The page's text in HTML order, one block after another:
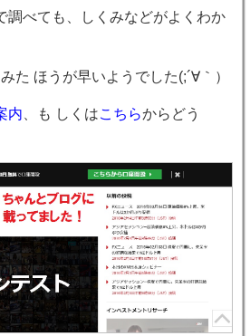
調べても、しくみなどがよくわか
た ほうが早いようでした(;´∀｀）
内、も しくはこちらからどう